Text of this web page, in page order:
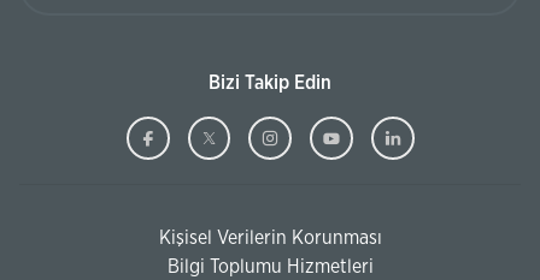
Bizi Takip Edin
Ziraat
(Bu
pencerede
Ziraat
(Bu
pencerede
Ziraat
(Bu
pencerede
Ziraat
(Bu
pencerede
Ziraat
(Bu
Kişisel Verilerin Korunması
(Bu sayfa yeni pencerede açılacaktır)
Bilgi Toplumu Hizmetleri